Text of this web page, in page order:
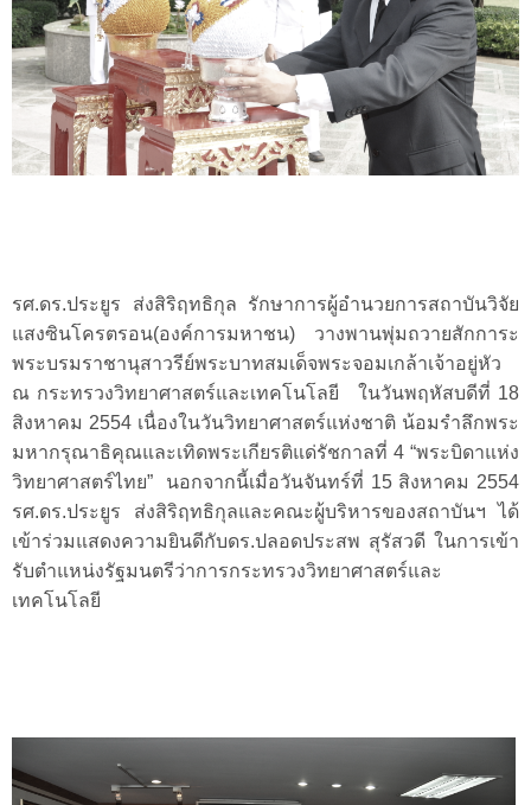
รศ.ดร.ประยูร ส่งสิริฤทธิกุล รักษาการผู้อำนวยการสถาบันวิจัย
แสงซินโครตรอน(องค์การมหาชน) วางพานพุ่มถวายสักการะ
พระบรมราชานุสาวรีย์พระบาทสมเด็จพระจอมเกล้าเจ้าอยู่หัว
ณ กระทรวงวิทยาศาสตร์และเทคโนโลยี ในวันพฤหัสบดีที่ 18
สิงหาคม 2554 เนื่องในวันวิทยาศาสตร์แห่งชาติ น้อมรำลึกพระ
มหากรุณาธิคุณและเทิดพระเกียรติแด่รัชกาลที่ 4 “พระบิดาแห่ง
วิทยาศาสตร์ไทย” นอกจากนี้เมื่อวันจันทร์ที่ 15 สิงหาคม 2554
รศ.ดร.ประยูร ส่งสิริฤทธิกุลและคณะผู้บริหารของสถาบันฯ
ได้
เข้าร่วมแสดงความยินดีกับดร.ปลอดประสพ สุรัสวดี ในการเข้า
รับตำแหน่งรัฐมนตรีว่าการกระทรวงวิทยาศาสตร์และ
เทคโนโลยี